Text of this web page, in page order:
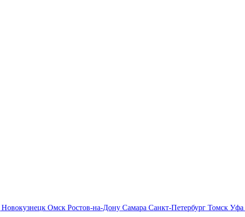
Новокузнецк Омск Ростов-на-Дону Самара Санкт-Петербург Томск Уфа